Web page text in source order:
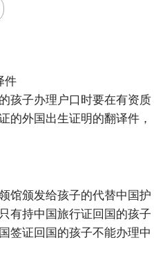
件
孩子办理户口时要在有资质
的外国出生证明的翻译件，
馆颁发给孩子的代替中国护
有持中国旅行证回国的孩子
签证回国的孩子不能办理中